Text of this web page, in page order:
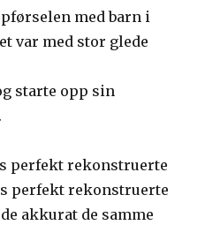
med barn i
var med stor glede
starte opp sin
perfekt rekonstruerte
perfekt rekonstruerte
akkurat de samme